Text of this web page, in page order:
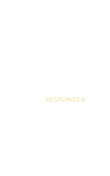
RESPONDER